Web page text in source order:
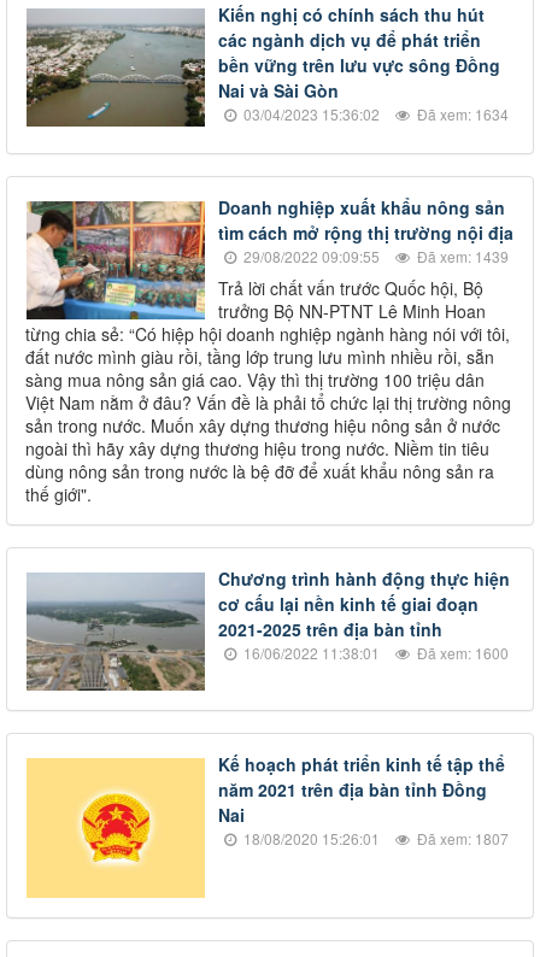
Kiến nghị có chính sách thu hút
các ngành dịch vụ để phát triển
bền vững trên lưu vực sông Đồng
Nai và Sài Gòn
03/04/2023 15:36:02 Đã xem: 1634
Doanh nghiệp xuất khẩu nông sản
tìm cách mở rộng thị trường nội địa
29/08/2022 09:09:55 Đã xem: 1439
Trả lời chất vấn trước Quốc hội, Bộ
trưởng Bộ NN-PTNT Lê Minh Hoan
từng chia sẻ: “Có hiệp hội doanh nghiệp ngành hàng nói với tôi,
đất nước mình giàu rồi, tầng lớp trung lưu mình nhiều rồi, sẵn
sàng mua nông sản giá cao. Vậy thì thị trường 100 triệu dân
Việt Nam nằm ở đâu? Vấn đề là phải tổ chức lại thị trường nông
sản trong nước. Muốn xây dựng thương hiệu nông sản ở nước
ngoài thì hãy xây dựng thương hiệu trong nước. Niềm tin tiêu
dùng nông sản trong nước là bệ đỡ để xuất khẩu nông sản ra
thế giới".
Chương trình hành động thực hiện
cơ cấu lại nền kinh tế giai đoạn
2021-2025 trên địa bàn tỉnh
16/06/2022 11:38:01 Đã xem: 1600
Kế hoạch phát triển kinh tế tập thể
năm 2021 trên địa bàn tỉnh Đồng
Nai
18/08/2020 15:26:01 Đã xem: 1807